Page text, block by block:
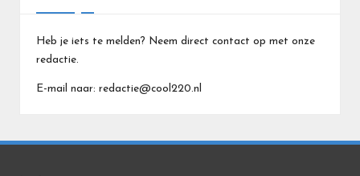
Heb je iets te melden? Neem direct contact op met onze
redactie.
E-mail naar: redactie@cool220.nl